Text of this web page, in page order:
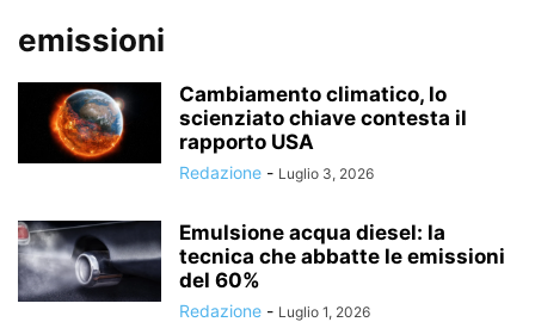
emissioni
Cambiamento climatico, lo
scienziato chiave contesta il
rapporto USA
Redazione - Luglio 3, 2026
Emulsione acqua diesel: la
tecnica che abbatte le emissioni
del 60%
Redazione - Luglio 1, 2026